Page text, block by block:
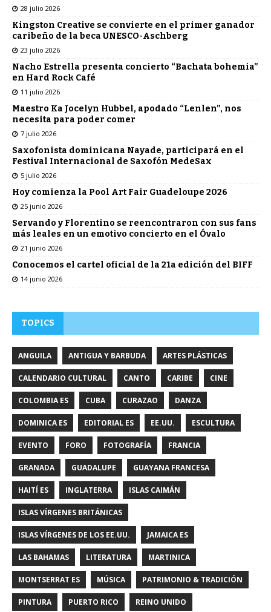
28 julio 2026
Kingston Creative se convierte en el primer ganador
caribeño de la beca UNESCO-Aschberg
23 julio 2026
Nacho Estrella presenta concierto “Bachata bohemia”
en Hard Rock Café
11 julio 2026
Maestro Ka Jocelyn Hubbel, apodado “Lenlen”, nos
necesita para poder comer
7 julio 2026
Saxofonista dominicana Nayade, participará en el
Festival Internacional de Saxofón MedeSax
5 julio 2026
Hoy comienza la Pool Art Fair Guadeloupe 2026
25 junio 2026
Servando y Florentino se reencontraron con sus fans
más leales en un emotivo concierto en el Óvalo
21 junio 2026
Conocemos el cartel oficial de la 21a edición del BIFF
14 junio 2026
TOPICS
ANGUILA ANTIGUA Y BARBUDA ARTES PLÁSTICAS
CALENDARIO CULTURAL CANTO CARIBE CINE
COLOMBIA ES CUBA CURAZAO DANZA
DOMINICA ES EDITORIAL ES EE.UU. ESCULTURA
EVENTO FORO FOTOGRAFÍA FRANCIA
GRANADA GUADALUPE GUAYANA FRANCESA
HAITÍ ES INGLATERRA ISLAS CAIMÁN
ISLAS VÍRGENES BRITÁNICAS
ISLAS VÍRGENES DE LOS EE.UU. JAMAICA ES
LAS BAHAMAS LITERATURA MARTINICA
MONTSERRAT ES MÚSICA PATRIMONIO & TRADICIÓN
PINTURA PUERTO RICO REINO UNIDO